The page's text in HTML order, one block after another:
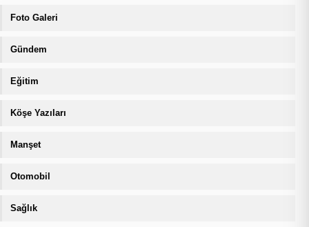
Foto Galeri
Gündem
Eğitim
Köşe Yazıları
Manşet
Otomobil
Sağlık